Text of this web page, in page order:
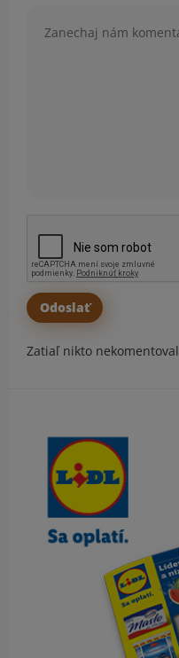
Zatiaľ nikto nekomentoval